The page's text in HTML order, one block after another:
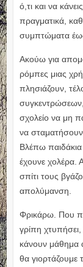
ό,τι και να
πραγματικά,
συμπτώματα
Ακούω για
ρόμπες μιας
πλησιάζουν,
σχολείο να μη
να σταματήσουν
Βλέπω παιδάκια
έχουνε χολέρα.
σπίτι τους
απολύμανση.
Φρικάρω. Που
γρίπη
κάνουν μάθημα
θα γιορτάζουμε